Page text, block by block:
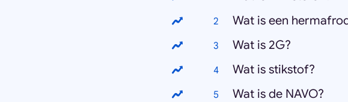
Wat is een
Wat is 2G?
Wat is stikstof?
Wat is de NAVO?